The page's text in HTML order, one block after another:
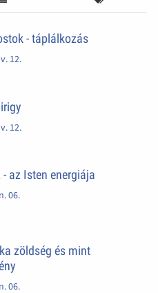
- táplálkozás
12.
12.
- az Isten energiája
06.
zöldség és mint
06.